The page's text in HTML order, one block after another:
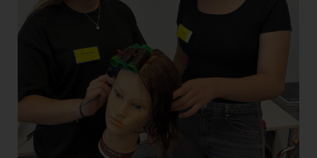
Doppler Gruppe
Fristads Austria
HIG Infomotion Group